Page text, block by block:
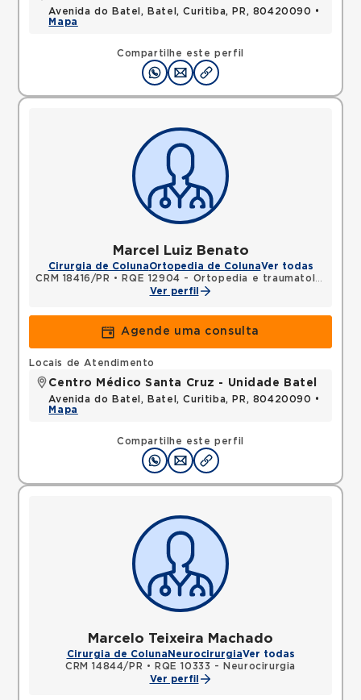
Compartilhe este perfil
Avenida do Batel, Batel, Curitiba, PR, 80420090 •
Mapa
Marcel Luiz Benato
Cirurgia de ColunaOrtopedia de ColunaVer todas
CRM 18416/PR •
RQE 12904 - Ortopedia e traumatologia
Ver perfil
Agende uma consulta
Compartilhe este perfil
Locais de Atendimento
Centro Médico Santa Cruz - Unidade Batel
Avenida do Batel, Batel, Curitiba, PR, 80420090 •
Mapa
Marcelo Teixeira Machado
Cirurgia de Coluna NeurocirurgiaVer todas
CRM 14844/PR •
RQE 10333 - Neurocirurgia
Ver perfil